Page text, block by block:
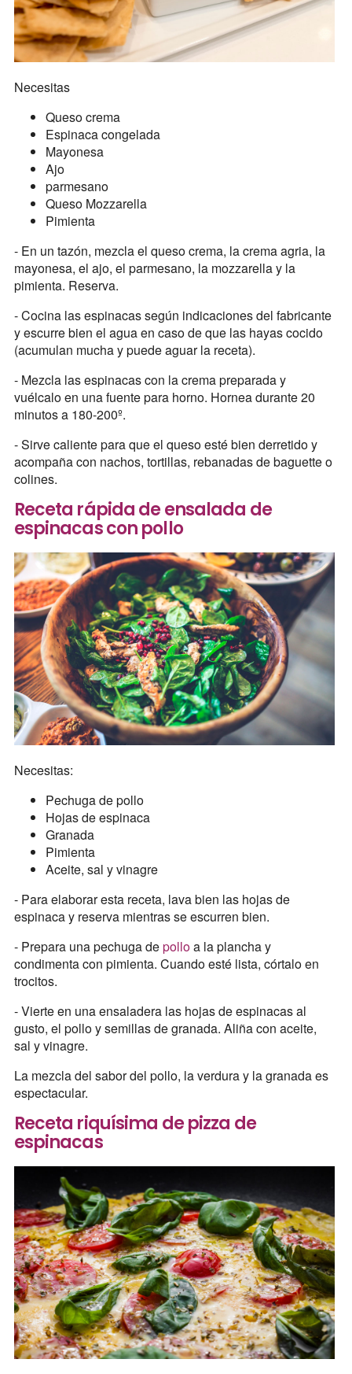
Necesitas
Queso crema
Espinaca congelada
Mayonesa
Ajo
parmesano
Queso Mozzarella
Pimienta
- En un tazón, mezcla el queso crema, la crema agria, la
mayonesa, el ajo, el parmesano, la mozzarella y la
pimienta. Reserva.
- Cocina las espinacas según indicaciones del fabricante
y escurre bien el agua en caso de que las hayas cocido
(acumulan mucha y puede aguar la receta).
- Mezcla las espinacas con la crema preparada y
vuélcalo en una fuente para horno. Hornea durante 20
minutos a 180-200º.
- Sirve caliente para que el queso esté bien derretido y
acompaña con nachos, tortillas, rebanadas de baguette o
colines.
Receta rápida de ensalada de
espinacas con pollo
Necesitas:
Pechuga de pollo
Hojas de espinaca
Granada
Pimienta
Aceite, sal y vinagre
- Para elaborar esta receta, lava bien las hojas de
espinaca y reserva mientras se escurren bien.
- Prepara una pechuga depolloa la plancha y
condimenta con pimienta. Cuando esté lista, córtalo en
trocitos.
- Vierte en una ensaladera las hojas de espinacas al
gusto, el pollo y semillas de granada. Aliña con aceite,
sal y vinagre.
La mezcla del sabor del pollo, la verdura y la granada es
espectacular.
Receta riquísima de pizza de
espinacas